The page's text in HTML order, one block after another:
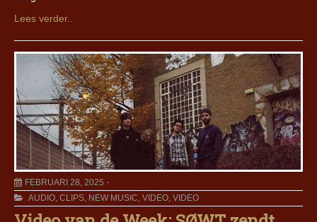
Lees verder..
FEBRUARI 28, 2025
AUDIO, CLIPS, NEW MUSIC, VIDEO, VIDEO